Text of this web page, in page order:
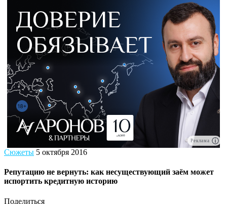
Реклама
Сюжеты 5 октября 2016
Репутацию не вернуть: как несуществующий заём может
испортить кредитную историю
Поделиться